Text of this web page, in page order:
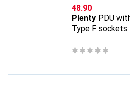
CHF
48.90
Plenty PDU
Type F sockets